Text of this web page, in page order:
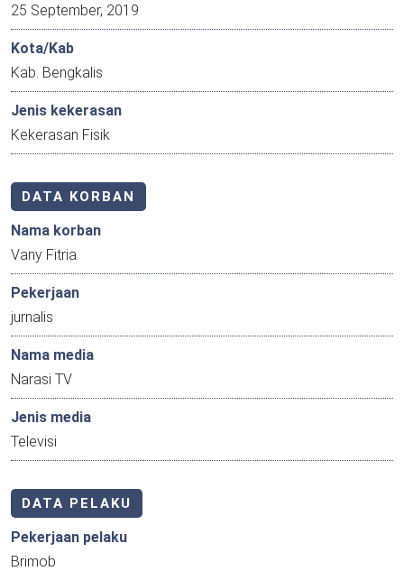
25 September, 2019
Kota/Kab
Kab. Bengkalis
Jenis kekerasan
Kekerasan Fisik
DATA KORBAN
Nama korban
Vany Fitria
Pekerjaan
jurnalis
Nama media
Narasi TV
Jenis media
Televisi
DATA PELAKU
Pekerjaan pelaku
Brimob